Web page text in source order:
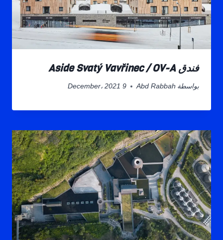
فندق Aside Svatý Vavřinec / OV-A
بواسطة Abd Rabbah 9 December، 2021